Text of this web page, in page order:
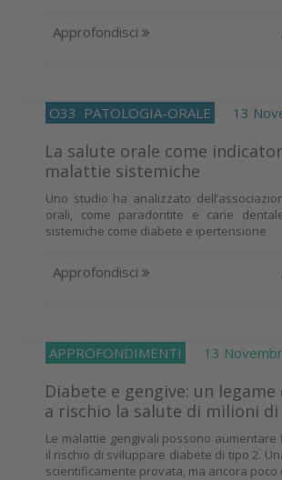
Approfondisci
O33 PATOLOGIA-ORALE 13
La salute orale come
malattie sistemiche
Uno studio ha analizzato
orali, come paradontite e carie
sistemiche come diabete e ipertensione
Approfondisci
APPROFONDIMENTI 13
Diabete e gengive: un
a rischio la salute di milioni
Le malattie gengivali possono
il rischio di sviluppare diabete di tipo 2.
scientificamente provata, ma ancora poco